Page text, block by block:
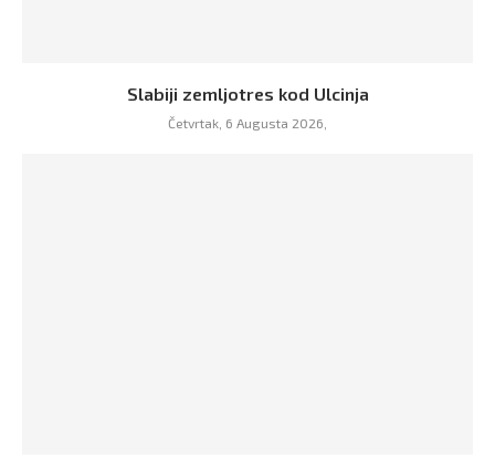
Slabiji zemljotres kod Ulcinja
Četvrtak, 6 Augusta 2026,